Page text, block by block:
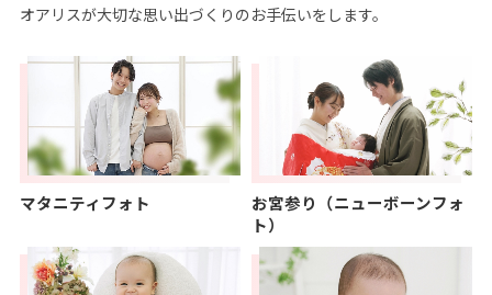
オアリスが大切な思い出づくりのお手伝いをします。
マタニティフォト
お宮参り（ニューボーンフォ
ト）